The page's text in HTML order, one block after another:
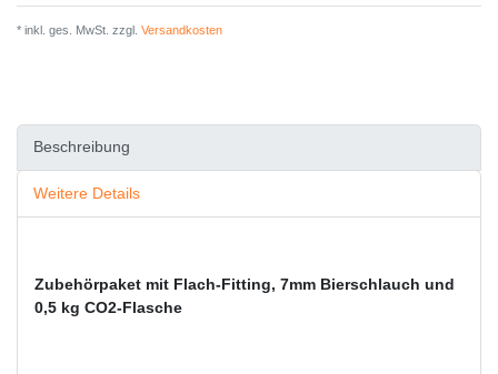
* inkl. ges. MwSt. zzgl. Versandkosten
Beschreibung
Weitere Details
Zubehörpaket mit Flach-Fitting, 7mm Bierschlauch und
0,5 kg CO2-Flasche